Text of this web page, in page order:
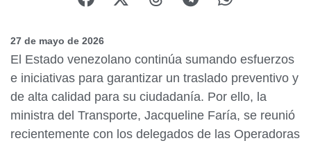
27 de mayo de 2026
El Estado venezolano continúa sumando esfuerzos
e iniciativas para garantizar un traslado preventivo y
de alta calidad para su ciudadanía. Por ello, la
ministra del Transporte, Jacqueline Faría, se reunió
recientemente con los delegados de las Operadoras